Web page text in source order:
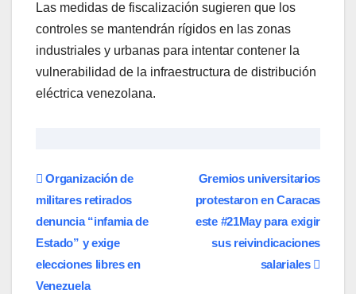
Las medidas de fiscalización sugieren que los
controles se mantendrán rígidos en las zonas
industriales y urbanas para intentar contener la
vulnerabilidad de la infraestructura de distribución
eléctrica venezolana.
Navegación
de
entradas
Gremios universitarios
protestaron en Caracas
este #21May para exigir
sus reivindicaciones
salariales
Organización de
militares retirados
denuncia “infamia de
Estado” y exige
elecciones libres en
Venezuela